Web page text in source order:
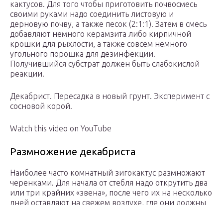
кактусов. Для того чтобы приготовить почвосмесь
своими руками надо соединить листовую и
дерновую почву, а также песок (2:1:1). Затем в смесь
добавляют немного керамзита либо кирпичной
крошки для рыхлости, а также совсем немного
угольного порошка для дезинфекции.
Получившийся субстрат должен быть слабокислой
реакции.
Декабрист. Пересадка в новый грунт. Эксперимент с
сосновой корой.
Watch this video on YouTube
Размножение декабриста
Наиболее часто комнатный зигокактус размножают
черенками. Для начала от стебля надо открутить два
или три крайних «звена», после чего их на несколько
дней оставляют на свежем воздухе, где они должны